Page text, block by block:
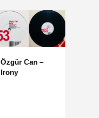
Özgür Can –
Irony